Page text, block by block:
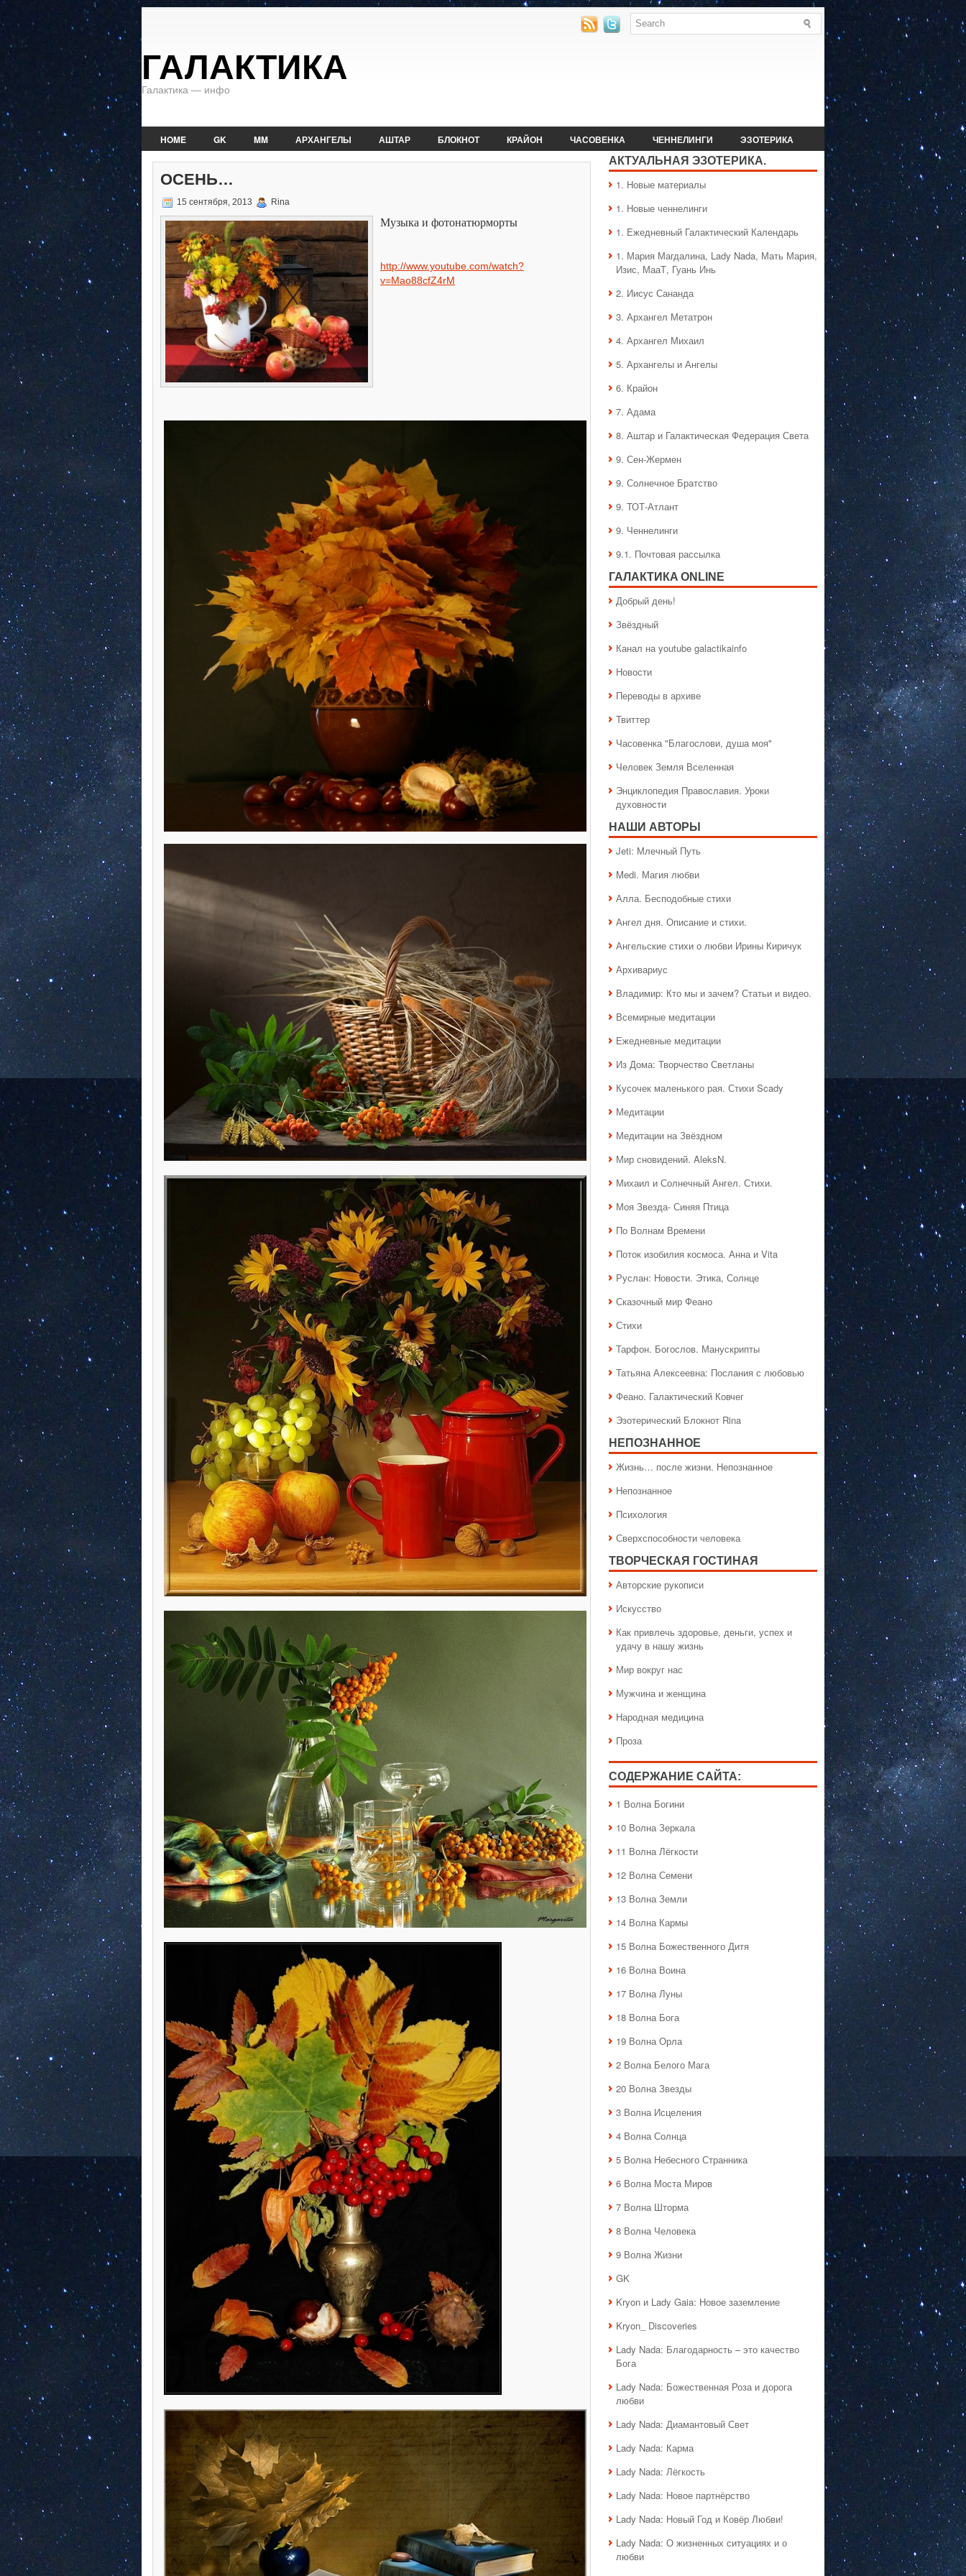
ГАЛАКТИКА
Галактика — инфо
HOME GK MM АРХАНГЕЛЫ АШТАР БЛОКНОТ КРАЙОН ЧАСОВЕНКА ЧЕННЕЛИНГИ ЭЗОТЕРИКА
ОСЕНЬ…
15 сентября, 2013 Rina
Музыка и фотонатюрморты
http://www.youtube.com/watch?
v=Mao88cfZ4rM
АКТУАЛЬНАЯ ЭЗОТЕРИКА.
1. Hовые материалы
1. Hовые ченнелинги
1. Ежедневный Галактический Календарь
1. Мария Магдалина, Lady Nada, Мать Мария,
Изис, МааТ, Гуань Инь
2. Иисус Сананда
3. Архангел Метатрон
4. Архангел Михаил
5. Архангелы и Ангелы
6. Крайон
7. Адама
8. Аштар и Галактическая Федерация Света
9. Сен-Жермен
9. Солнечное Братство
9. ТОТ-Атлант
9. Ченнелинги
9.1. Почтовая рассылка
ГАЛАКТИКA ONLINE
Добрый день!
Звёздный
Канал на youtube galactikainfo
Новости
Переводы в архиве
Твиттер
Часовенка "Благослови, душа моя"
Человек Земля Вселенная
Энциклопедия Православия. Уроки
духовности
НАШИ АВТОРЫ
Jeti: Млечный Путь
Medi. Магия любви
Алла. Бесподобные стихи
Ангел дня. Описание и стихи.
Ангельские стихи о любви Ирины Киричук
Архивариус
Владимир: Кто мы и зачем? Статьи и видео.
Всемирные медитации
Ежедневные медитации
Из Дома: Творчество Светланы
Кусочек маленького рая. Стихи Scady
Медитации
Медитации на Звёздном
Мир сновидений. AleksN.
Михаил и Солнечный Ангел. Стихи.
Моя Звезда- Синяя Птица
По Волнам Времени
Поток изобилия космоса. Анна и Vita
Руслан: Новости. Этика, Солнце
Сказочный мир Феано
Стихи
Тарфон. Богослов. Манускрипты
Татьяна Алексеевна: Послания с любовью
Феано. Галактический Ковчег
Эзотерический Блокнот Rina
НЕПОЗНАННОЕ
Жизнь… после жизни. Непознанное
Непознанное
Психология
Сверхспособности человека
ТВОРЧЕСКАЯ ГОСТИНАЯ
Авторские рукописи
Искусство
Как привлечь здоровье, деньги, успех и
удачу в нашу жизнь
Мир вокруг нас
Мужчина и женщина
Народная медицина
Проза
СОДЕРЖАНИЕ САЙТА:
1 Волна Богини
10 Волна Зеркала
11 Волна Лёгкости
12 Волна Семени
13 Волна Земли
14 Волна Кармы
15 Волна Божественного Дитя
16 Волна Воина
17 Волна Луны
18 Волна Бога
19 Волна Орла
2 Волна Белого Мага
20 Волна Звезды
3 Волна Исцеления
4 Волна Солнца
5 Волна Небесного Странника
6 Волна Моста Миров
7 Волна Шторма
8 Волна Человека
9 Волна Жизни
GK
Kryon и Lady Gaia: Новое заземление
Kryon_ Discoveries
Lady Nada: Благодарность – это качество
Бога
Lady Nada: Божественная Роза и дорога
любви
Lady Nada: Диамантовый Свет
Lady Nada: Карма
Lady Nada: Лёгкость
Lady Nada: Новое партнёрство
Lady Nada: Новый Год и Ковёр Любви!
Lady Nada: О жизненных ситуациях и о
любви